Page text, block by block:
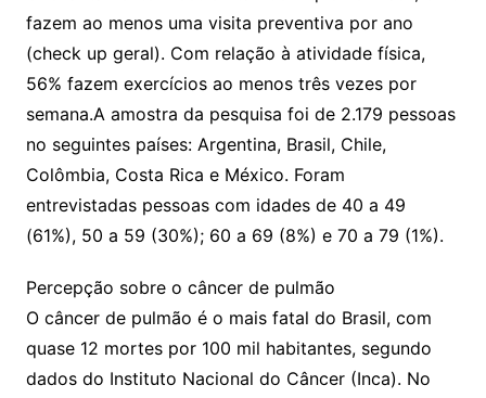
fazem ao menos uma visita preventiva por ano
(check up geral). Com relação à atividade física,
56% fazem exercícios ao menos três vezes por
semana.A amostra da pesquisa foi de 2.179 pessoas
no seguintes países: Argentina, Brasil, Chile,
Colômbia, Costa Rica e México. Foram
entrevistadas pessoas com idades de 40 a 49
(61%), 50 a 59 (30%); 60 a 69 (8%) e 70 a 79 (1%).
Percepção sobre o câncer de pulmão
O câncer de pulmão é o mais fatal do Brasil, com
quase 12 mortes por 100 mil habitantes, segundo
dados do Instituto Nacional do Câncer (Inca). No